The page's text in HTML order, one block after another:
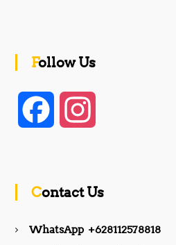
Follow Us
Contact Us
WhatsApp +628112578818